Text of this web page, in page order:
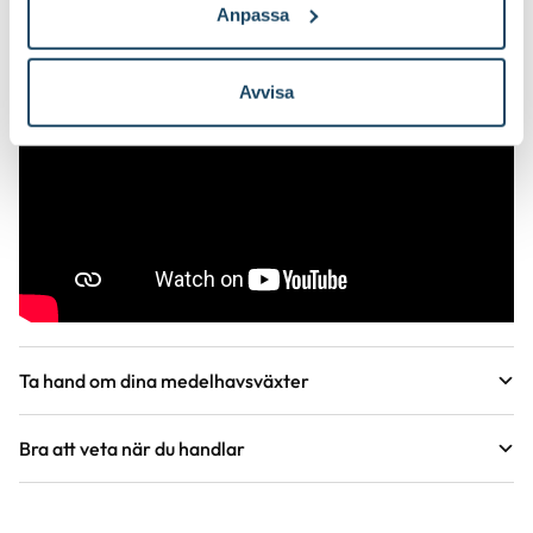
Anpassa
Avvisa
Art nr 103086
Lyckas med dina citrusväxter
Ta hand om dina medelhavsväxter
Guide Guide
Bra att veta när du handlar